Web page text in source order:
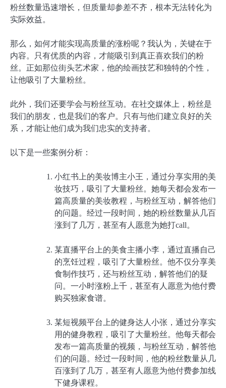
粉丝数量迅速增长，但质量却参差不齐，根本无法转化为
实际效益。
那么，如何才能实现高质量的涨粉呢？我认为，关键在于
内容。只有优质的内容，才能吸引到真正喜欢我们的粉
丝。正如那位街头艺术家，他的绘画技艺和独特的个性，
让他吸引了大量粉丝。
此外，我们还要学会与粉丝互动。在社交媒体上，粉丝是
我们的朋友，也是我们的客户。只有与他们建立良好的关
系，才能让他们成为我们忠实的支持者。
以下是一些案例分析：
小红书上的美妆博主小王，通过分享实用的美
妆技巧，吸引了大量粉丝。她每天都会发布一
篇高质量的美妆教程，与粉丝互动，解答他们
的问题。经过一段时间，她的粉丝数量从几百
涨到了几万，甚至有人愿意为她打call。
某直播平台上的美食主播小李，通过直播自己
的烹饪过程，吸引了大量粉丝。他不仅分享美
食制作技巧，还与粉丝互动，解答他们的疑
问。一小时涨粉上千，甚至有人愿意为他付费
购买独家食谱。
某短视频平台上的健身达人小张，通过分享实
用的健身教程，吸引了大量粉丝。他每天都会
发布一篇高质量的视频，与粉丝互动，解答他
们的问题。经过一段时间，他的粉丝数量从几
百涨到了几万，甚至有人愿意为他付费参加线
下健身课程。